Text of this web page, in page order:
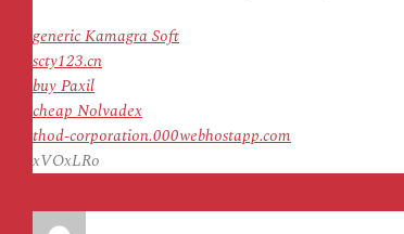
generic Kamagra Soft
scty123.cn
buy Paxil
cheap Nolvadex
thod-corporation.000webhostapp.com
xVOxLRo